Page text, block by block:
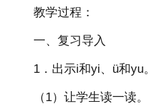
教学过程：
一、复习导入
1．出示i和yi、ü和yu。
（1）让学生读一读。